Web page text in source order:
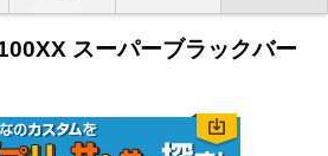
スーパーブラックバー